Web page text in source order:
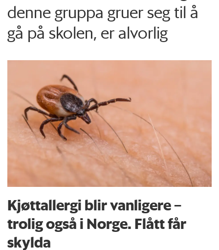
denne gruppa gruer seg til å
gå på skolen, er alvorlig
Kjøttallergi blir vanligere –
trolig også i Norge. Flått får
skylda